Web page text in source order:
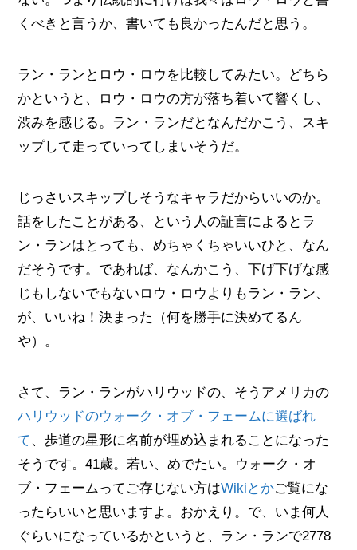
くべきと言うか、書いても良かったんだと思う。
ラン・ランとロウ・ロウを比較してみたい。どちら
かというと、ロウ・ロウの方が落ち着いて響くし、
渋みを感じる。ラン・ランだとなんだかこう、スキ
ップして走っていってしまいそうだ。
じっさいスキップしそうなキャラだからいいのか。
話をしたことがある、という人の証言によるとラ
ン・ランはとっても、めちゃくちゃいいひと、なん
だそうです。であれば、なんかこう、下げ下げな感
じもしないでもないロウ・ロウよりもラン・ラン、
が、いいね！決まった（何を勝手に決めてるん
や）。
さて、ラン・ランがハリウッドの、そうアメリカの
ハリウッドのウォーク・オブ・フェームに選ばれ
て 、歩道の星形に名前が埋め込まれることになった
そうです。41歳。若い、めでたい。ウォーク・オ
ブ・フェームってご存じない方はWikiとかご覧にな
ったらいいと思いますよ。おかえり。で、いま何人
ぐらいになっているかというと、ラン・ランで2778